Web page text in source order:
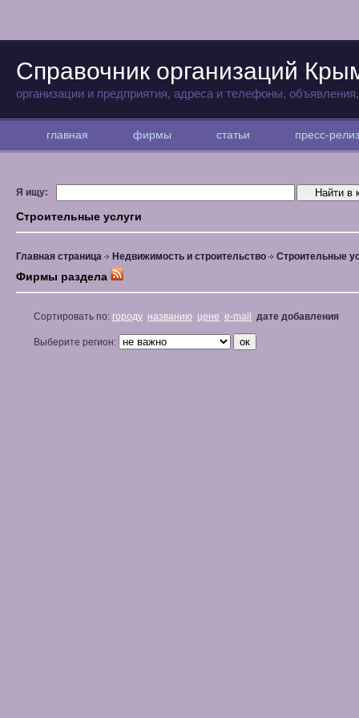
Справочник организаций
организации и предприятия, адреса и телефоны,
главная фирмы статьи пресс-
Я ищу:
Строительные услуги
Главная страница Недвижимость и строительство Строительные
Фирмы раздела
Сортировать по: городу названию цене e-mail дате добавления
Выберите регион: